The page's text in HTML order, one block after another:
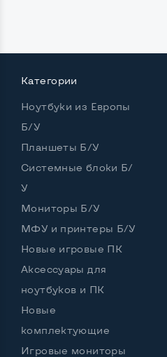
Категории
Ноутбуки из Европы
Б/У
Планшеты Б/У
Системные блоки Б/
У
Мониторы Б/У
МФУ и принтеры Б/У
Новые игровые ПК
Аксессуары для
ноутбуков и ПК
Новые
комплектующие
Игровые мониторы